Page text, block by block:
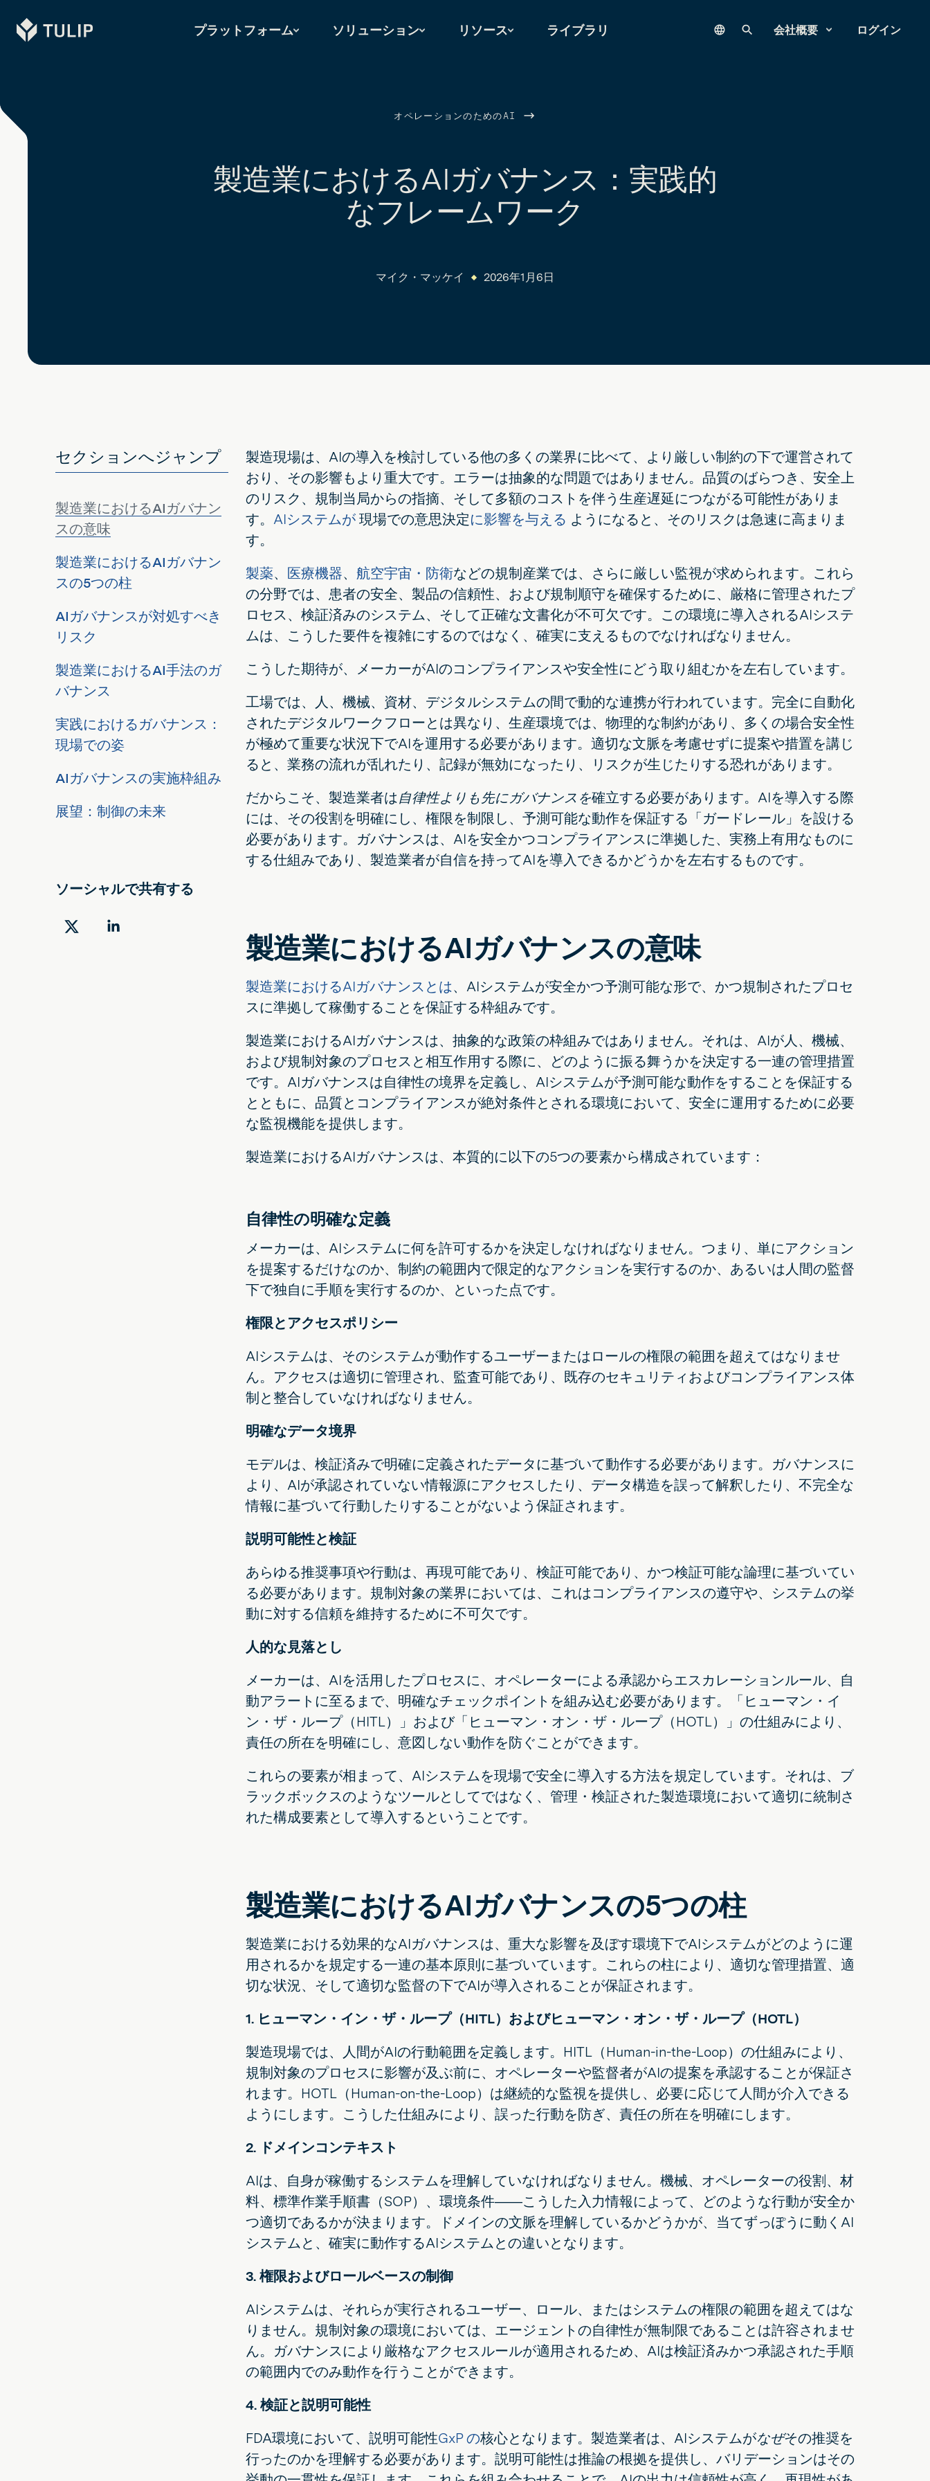
Tulip プラットフォーム ソリューション リソース ライブラリ Languageサイト内検索
会社概要 ログイン
オペレーションのためのAI
製造業におけるAIガバナンス：実践的
なフレームワーク
マイク・マッケイ 2026年1月6日
セクションへジャンプ
製造業におけるAIガバナン
スの意味
製造業におけるAIガバナン
スの5つの柱
AIガバナンスが対処すべき
リスク
製造業におけるAI手法のガ
バナンス
実践におけるガバナンス：
現場での姿
AIガバナンスの実施枠組み
展望：制御の未来
ソーシャルで共有する
ツ
LinkedIn
製造現場は、AIの導入を検討している他の多くの業界に比べて、より厳しい制約の下で運営されて
おり、その影響もより重大です。エラーは抽象的な問題ではありません。品質のばらつき、安全上
のリスク、規制当局からの指摘、そして多額のコストを伴う生産遅延につながる可能性がありま
す。 AIシステムが 現場での意思決定に影響を与える ようになると、そのリスクは急速に高まりま
す。
製薬、 医療機器、 航空宇宙・防衛などの規制産業では、さらに厳しい監視が求められます。これら
の分野では、患者の安全、製品の信頼性、および規制順守を確保するために、厳格に管理されたプ
ロセス、検証済みのシステム、そして正確な文書化が不可欠です。この環境に導入されるAIシステ
ムは、こうした要件を複雑にするのではなく、確実に支えるものでなければなりません。
こうした期待が、メーカーがAIのコンプライアンスや安全性にどう取り組むかを左右しています。
工場では、人、機械、資材、デジタルシステムの間で動的な連携が行われています。完全に自動化
されたデジタルワークフローとは異なり、生産環境では、物理的な制約があり、多くの場合安全性
が極めて重要な状況下でAIを運用する必要があります。適切な文脈を考慮せずに提案や措置を講じ
ると、業務の流れが乱れたり、記録が無効になったり、リスクが生じたりする恐れがあります。
だからこそ、製造業者は自律性よりも先にガバナンスを確立する必要があります。AIを導入する際
には、その役割を明確にし、権限を制限し、予測可能な動作を保証する「ガードレール」を設ける
必要があります。ガバナンスは、AIを安全かつコンプライアンスに準拠した、実務上有用なものに
する仕組みであり、製造業者が自信を持ってAIを導入できるかどうかを左右するものです。
製造業におけるAIガバナンスの意味
製造業におけるAIガバナンスとは、AIシステムが安全かつ予測可能な形で、かつ規制されたプロセ
スに準拠して稼働することを保証する枠組みです。
製造業におけるAIガバナンスは、抽象的な政策の枠組みではありません。それは、AIが人、機械、
および規制対象のプロセスと相互作用する際に、どのように振る舞うかを決定する一連の管理措置
です。AIガバナンスは自律性の境界を定義し、AIシステムが予測可能な動作をすることを保証する
とともに、品質とコンプライアンスが絶対条件とされる環境において、安全に運用するために必要
な監視機能を提供します。
製造業におけるAIガバナンスは、本質的に以下の5つの要素から構成されています：
自律性の明確な定義
メーカーは、AIシステムに何を許可するかを決定しなければなりません。つまり、単にアクション
を提案するだけなのか、制約の範囲内で限定的なアクションを実行するのか、あるいは人間の監督
下で独自に手順を実行するのか、といった点です。
権限とアクセスポリシー
AIシステムは、そのシステムが動作するユーザーまたはロールの権限の範囲を超えてはなりませ
ん。アクセスは適切に管理され、監査可能であり、既存のセキュリティおよびコンプライアンス体
制と整合していなければなりません。
明確なデータ境界
モデルは、検証済みで明確に定義されたデータに基づいて動作する必要があります。ガバナンスに
より、AIが承認されていない情報源にアクセスしたり、データ構造を誤って解釈したり、不完全な
情報に基づいて行動したりすることがないよう保証されます。
説明可能性と検証
あらゆる推奨事項や行動は、再現可能であり、検証可能であり、かつ検証可能な論理に基づいてい
る必要があります。規制対象の業界においては、これはコンプライアンスの遵守や、システムの挙
動に対する信頼を維持するために不可欠です。
人的な見落とし
メーカーは、AIを活用したプロセスに、オペレーターによる承認からエスカレーションルール、自
動アラートに至るまで、明確なチェックポイントを組み込む必要があります。「ヒューマン・イ
ン・ザ・ループ（HITL）」および「ヒューマン・オン・ザ・ループ（HOTL）」の仕組みにより、
責任の所在を明確にし、意図しない動作を防ぐことができます。
これらの要素が相まって、AIシステムを現場で安全に導入する方法を規定しています。それは、ブ
ラックボックスのようなツールとしてではなく、管理・検証された製造環境において適切に統制さ
れた構成要素として導入するということです。
製造業におけるAIガバナンスの5つの柱
製造業における効果的なAIガバナンスは、重大な影響を及ぼす環境下でAIシステムがどのように運
用されるかを規定する一連の基本原則に基づいています。これらの柱により、適切な管理措置、適
切な状況、そして適切な監督の下でAIが導入されることが保証されます。
1. ヒューマン・イン・ザ・ループ（HITL）およびヒューマン・オン・ザ・ループ（HOTL）
製造現場では、人間がAIの行動範囲を定義します。HITL（Human-in-the-Loop）の仕組みにより、
規制対象のプロセスに影響が及ぶ前に、オペレーターや監督者がAIの提案を承認することが保証さ
れます。HOTL（Human-on-the-Loop）は継続的な監視を提供し、必要に応じて人間が介入できる
ようにします。こうした仕組みにより、誤った行動を防ぎ、責任の所在を明確にします。
2. ドメインコンテキスト
AIは、自身が稼働するシステムを理解していなければなりません。機械、オペレーターの役割、材
料、標準作業手順書（SOP）、環境条件――こうした入力情報によって、どのような行動が安全か
つ適切であるかが決まります。ドメインの文脈を理解しているかどうかが、当てずっぽうに動くAI
システムと、確実に動作するAIシステムとの違いとなります。
3. 権限およびロールベースの制御
AIシステムは、それらが実行されるユーザー、ロール、またはシステムの権限の範囲を超えてはな
りません。規制対象の環境においては、エージェントの自律性が無制限であることは許容されませ
ん。ガバナンスにより厳格なアクセスルールが適用されるため、AIは検証済みかつ承認された手順
の範囲内でのみ動作を行うことができます。
4. 検証と説明可能性
FDA環境において、説明可能性GxP の核心となります。製造業者は、AIシステムがなぜその推奨を
行ったのかを理解する必要があります。説明可能性は推論の根拠を提供し、バリデーションはその